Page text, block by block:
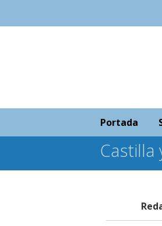
Portada
Castilla